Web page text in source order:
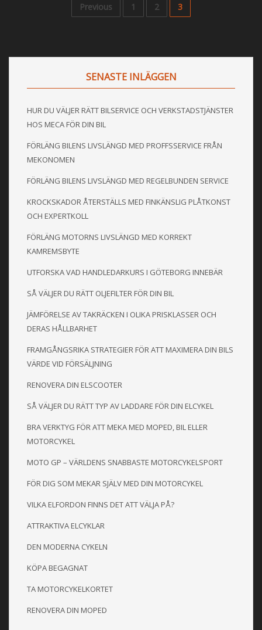
Previous 1 2 3
SENASTE INLÄGGEN
HUR DU VÄLJER RÄTT BILSERVICE OCH VERKSTADSTJÄNSTER
HOS MECA FÖR DIN BIL
FÖRLÄNG BILENS LIVSLÄNGD MED PROFFSSERVICE FRÅN
MEKONOMEN
FÖRLÄNG BILENS LIVSLÄNGD MED REGELBUNDEN SERVICE
KROCKSKADOR ÅTERSTÄLLS MED FINKÄNSLIG PLÅTKONST
OCH EXPERTKOLL
FÖRLÄNG MOTORNS LIVSLÄNGD MED KORREKT
KAMREMSBYTE
UTFORSKA VAD HANDLEDARKURS I GÖTEBORG INNEBÄR
SÅ VÄLJER DU RÄTT OLJEFILTER FÖR DIN BIL
JÄMFÖRELSE AV TAKRÄCKEN I OLIKA PRISKLASSER OCH
DERAS HÅLLBARHET
FRAMGÅNGSRIKA STRATEGIER FÖR ATT MAXIMERA DIN BILS
VÄRDE VID FÖRSÄLJNING
RENOVERA DIN ELSCOOTER
SÅ VÄLJER DU RÄTT TYP AV LADDARE FÖR DIN ELCYKEL
BRA VERKTYG FÖR ATT MEKA MED MOPED, BIL ELLER
MOTORCYKEL
MOTO GP – VÄRLDENS SNABBASTE MOTORCYKELSPORT
FÖR DIG SOM MEKAR SJÄLV MED DIN MOTORCYKEL
VILKA ELFORDON FINNS DET ATT VÄLJA PÅ?
ATTRAKTIVA ELCYKLAR
DEN MODERNA CYKELN
KÖPA BEGAGNAT
TA MOTORCYKELKORTET
RENOVERA DIN MOPED